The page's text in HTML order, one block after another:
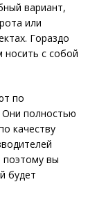
вариант,
или
Гораздо
с собой
по
Они полностью
качеству
поэтому вы
будет